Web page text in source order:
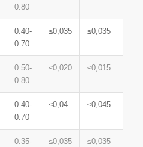
0.80
0.40-
0.70
≤0,035 ≤0,035
0.50-
0.80
≤0,020 ≤0,015
0.40-
0.70
≤0,04 ≤0,045
0.35-
≤0,035 ≤0,035